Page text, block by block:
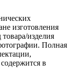
изготовления
изделия
Полная
в